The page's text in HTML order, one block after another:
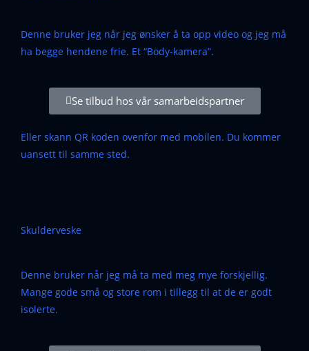
Denne bruker jeg når jeg ønsker å ta opp video og jeg må
ha begge hendene frie. Et “Body-kamera”.
Se tilbud hos vår samarbeidspartner
Eller skann QR koden ovenfor med mobilen. Du kommer
uansett til samme sted.
Skulderveske
Denne bruker når jeg må ta med meg mye forskjellig.
Mange gode små og store rom i tillegg til at de er godt
isolerte.